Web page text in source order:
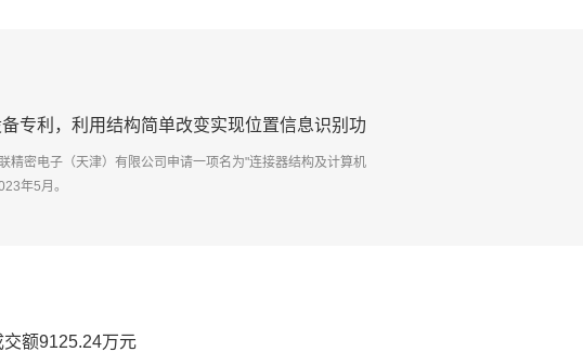
专利，利用结构简单改变实现位置信息识别功
密电子（天津）有限公司申请一项名为"连接器结构及计算机
年5月。
额9125.24万元